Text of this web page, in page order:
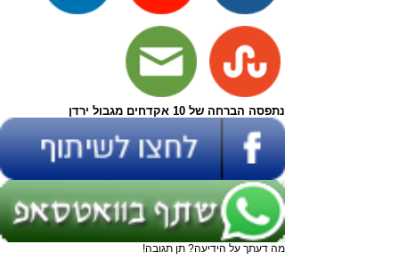
נתפסה הברחה של 10 אקדחים מגבול ירדן
מה דעתך על הידיעה? תן תגובה!